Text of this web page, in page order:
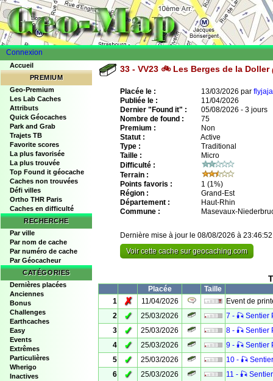
Connexion
Accueil
PREMIUM
Geo-Premium
Les Lab Caches
Attributs
Quick Géocaches
Park and Grab
Trajets TB
Favorite scores
La plus favorisée
La plus trouvée
Top Found it géocache
Caches non trouvées
Défi villes
Ortho THR Paris
Caches en difficulté
RECHERCHE
Par ville
Par nom de cache
Par numéro de cache
Par Géocacheur
CATÉGORIES
Dernières placées
Anciennes
Bonus
Challenges
Earthcaches
Easy
Events
Extrêmes
Particulières
Wherigo
Inactives
33 - VV23 🚲 Les Berges de la Doller
Placée le : 13/03/2026 par flyjaja
Publiée le :
11/04/2026
Dernier "Found it" :
05/08/2026 - 3 jours
Nombre de found :
75
Premium :
Non
Statut :
Active
Type :
Traditional
Taille :
Micro
Difficulté :
Terrain :
Points favoris :
1 (1%)
Région :
Grand-Est
Département :
Haut-Rhin
Commune :
Masevaux-
Dernière mise à jour le 08/08/2026 à 23:46:52
Voir cette cache sur geocaching.com
Placée
Taille
1
✗ 11/04/2026
Event de
2
✓ 25/03/2026
7 - 🎣 Sentier
3
✓ 25/03/2026
8 - 🎣 Sentier
4
✓ 25/03/2026
9 - 🎣 Sentier
5
✓ 25/03/2026
10 - 🎣
6
✓ 25/03/2026
11 - 🎣